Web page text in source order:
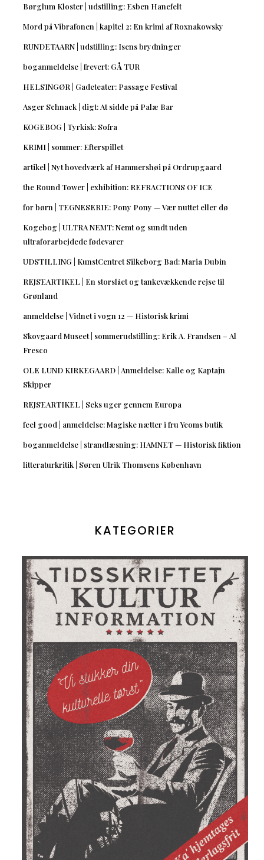
Børglum Kloster | udstilling: Esben Hanefelt
Mord på Vibrafonen | kapitel 2: En krimi af Roxnakowsky
RUNDETAARN | udstilling: Isens brydninger
boganmeldelse | frevert: GÅ TUR
HELSINGØR | Gadeteater: Passage Festival
Asger Schnack | digt: At sidde på Palæ Bar
KOGEBOG | Tyrkisk: Sofra
KRIMI | sommer: Efterspillet
artikel | Nyt hovedværk af Hammershøi på Ordrupgaard
the Round Tower | exhibition: REFRACTIONS OF ICE
for børn | TEGNESERIE: Pony Pony — Vær nuttet eller dø
Kogebog | ULTRA NEMT: Nemt og sundt uden
ultraforarbejdede fødevarer
UDSTILLING | KunstCentret Silkeborg Bad: Maria Dubin
REJSEARTIKEL | En storslået og tankevækkende rejse til
Grønland
anmeldelse | Vidnet i vogn 12 — Historisk krimi
Skovgaard Museet | sommerudstilling: Erik A. Frandsen – Al
Fresco
OLE LUND KIRKEGAARD | Anmeldelse: Kalle og Kaptajn
Skipper
REJSEARTIKEL | Seks uger gennem Europa
feel good | anmeldelse: Magiske nætter i fru Yeoms butik
boganmeldelse | strandlæsning: HAMNET — Historisk fiktion
litteraturkritik | Søren Ulrik Thomsens København
KATEGORIER